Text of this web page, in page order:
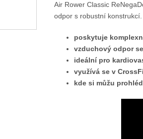
Air Rower Classic
odpor s robustní konstrukcí.
poskytuje
vzduchový odpor
ideální pro
využívá se v
kde si můžu